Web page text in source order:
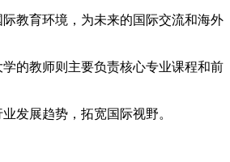
教育环境，为未来的国际交流和海外
的教师则主要负责核心专业课程和前
发展趋势，拓宽国际视野。